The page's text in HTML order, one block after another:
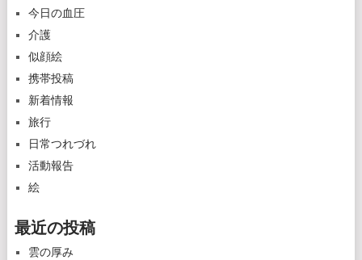
今日の血圧
介護
似顔絵
携帯投稿
新着情報
旅行
日常つれづれ
活動報告
絵
最近の投稿
雲の厚み